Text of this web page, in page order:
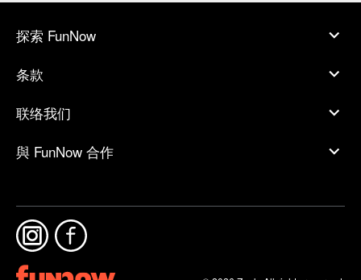
探索 FunNow
条款
联络我们
與 FunNow 合作